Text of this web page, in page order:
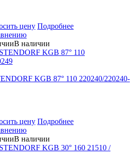
цену Подробнее
В наличии
KGB 87° 110 220240/220240-
цену Подробнее
В наличии